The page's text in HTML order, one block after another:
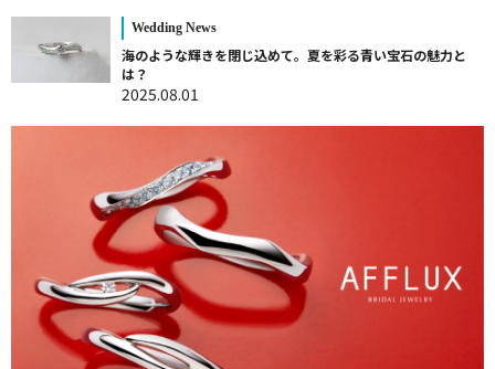
Wedding News
海のような輝きを閉じ込めて。夏を彩る青い宝石の魅力と
は？
2025.08.01